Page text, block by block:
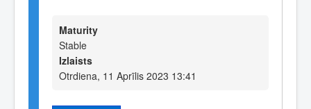
Maturity
Stable
Izlaists
Otrdiena, 11 Aprīlis 2023 13:41